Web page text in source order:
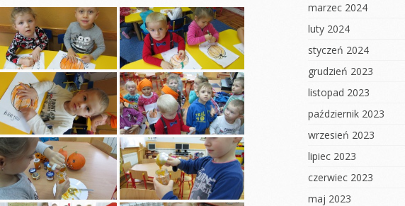
Dzień
na ty
szaleństwo
Matematyka u
Jeżyków
Wigilia u Jeżyków
Mikołajki
Dzień pluszowego
misia
Dzień piżamy
Jesienny obraz
Dzień chłopaka
Mikołajki
Dzień Pluszowego
Misia
Idzie jesień… z
deszczem
Malowanie na mleku
Ścieżka sensoryczna
Dzień chłopaka
Pierwszy dzień
jesieni
marzec 2024
luty 2024
styczeń 2024
grudzień 2023
listopad 2023
październik 2023
wrzesień 2023
lipiec 2023
czerwiec 2023
maj 2023